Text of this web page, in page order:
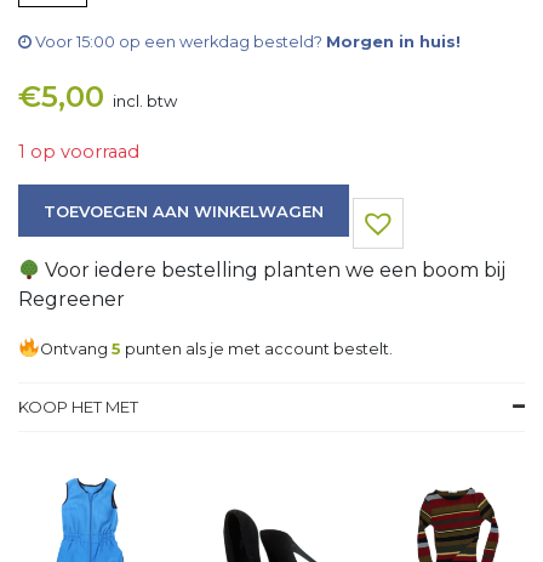
Voor 15:00 op een werkdag besteld? Morgen in huis!
€5,00 incl. btw
1 op voorraad
TOEVOEGEN AAN WINKELWAGEN
Voor iedere bestelling planten we een boom bij
Regreener
Ontvang5 punten als je met account bestelt.
KOOP HET MET